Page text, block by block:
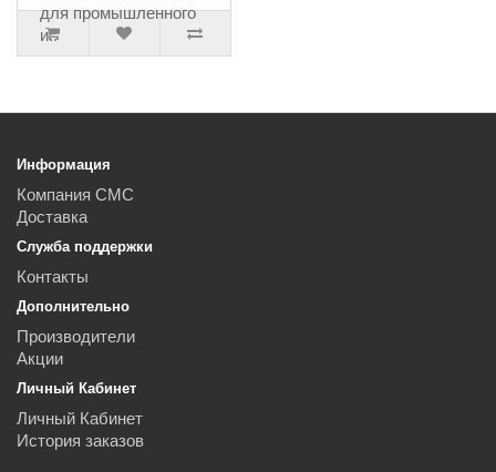
для промышленного
и..
Информация
Компания СМС
Доставка
Служба поддержки
Контакты
Дополнительно
Производители
Акции
Личный Кабинет
Личный Кабинет
История заказов